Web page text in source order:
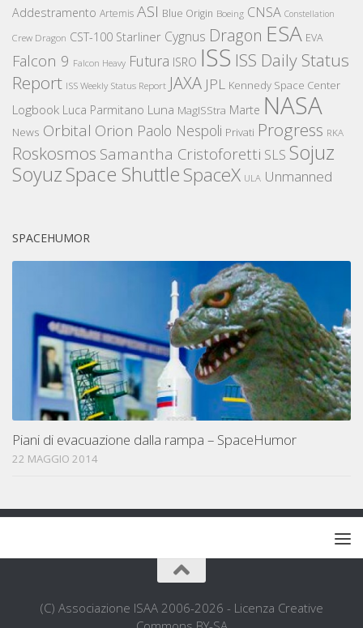
Addestramento Artemis ASI Blue Origin Boeing CNSA Constellation
Crew Dragon CST-100 Starliner Cygnus Dragon ESA EVA
Falcon 9 Falcon Heavy Futura ISRO ISS ISS Daily Status
Report ISS Weekly Status Report JAXA JPL Kennedy Space Center
Logbook Luca Parmitano Luna MagISStra Marte NASA
News Orbital Orion Paolo Nespoli Privati Progress RKA
Roskosmos Samantha Cristoforetti SLS Sojuz
SoyuzSpace ShuttleSpaceX ULA Unmanned
SPACEHUMOR
Piani di evacuazione dalla rampa – SpaceHumor
22 MAGGIO 2014
(C) Associazione ISAA 2006-2026 - Licenza Creative